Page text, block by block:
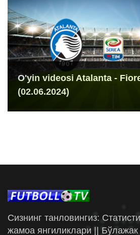
O'yin videosi Atalanta -
(02.06.2024)
Сизнинг танловингиз:
жамоа янгиликлари || Бўлажак